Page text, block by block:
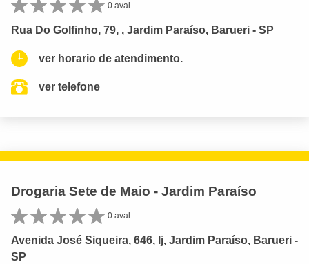
0 aval.
Rua Do Golfinho, 79, , Jardim Paraíso, Barueri - SP
ver horario de atendimento.
ver telefone
Drogaria Sete de Maio - Jardim Paraíso
0 aval.
Avenida José Siqueira, 646, lj, Jardim Paraíso, Barueri -
SP